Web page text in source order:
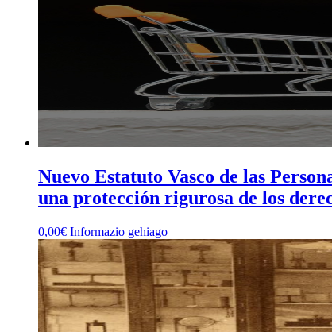
Nuevo Estatuto Vasco de las
una protección rigurosa de los
0,00€ Informazio gehiago